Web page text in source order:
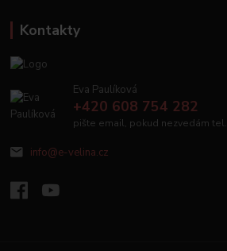
Kontakty
Eva Paulíková
+420 608 754 282
pište email, pokud nezvedám tel.
info@e-velina.cz